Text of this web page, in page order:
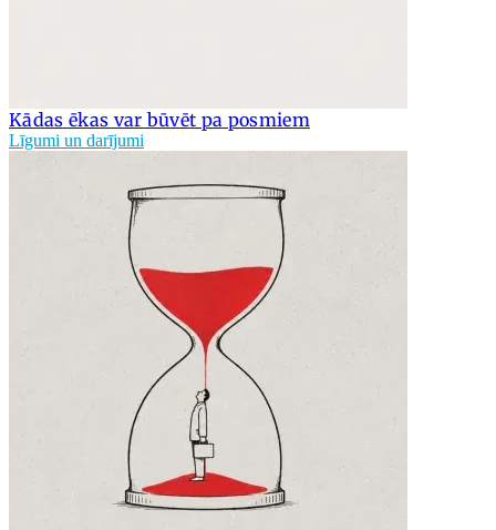
Kādas ēkas var būvēt pa posmiem
Līgumi un darījumi